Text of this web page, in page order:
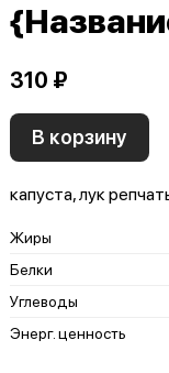
310 ₽
В корзину
капуста, лук
Жиры
Белки
Углеводы
Энерг. ценность